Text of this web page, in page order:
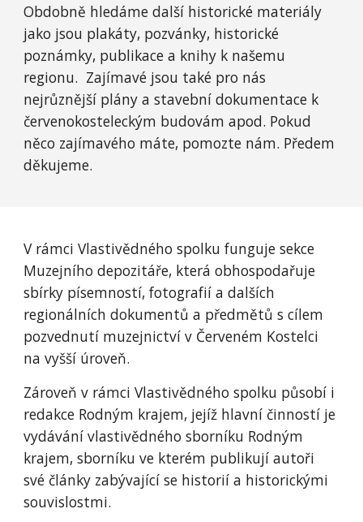
Obdobně hledáme další historické materiály
jako jsou plakáty, pozvánky, historické
poznámky, publikace a knihy k našemu
regionu. Zajímavé jsou také pro nás
nejrůznější plány a stavební dokumentace k
červenokosteleckým budovám apod. Pokud
něco zajímavého máte, pomozte nám. Předem
děkujeme.
V rámci Vlastivědného spolku funguje sekce
Muzejního depozitáře, která obhospodařuje
sbírky písemností, fotografií a dalších
regionálních dokumentů a předmětů s cílem
pozvednutí muzejnictví v Červeném Kostelci
na vyšší úroveň.
Zároveň v rámci Vlastivědného spolku působí i
redakce Rodným krajem, jejíž hlavní činností je
vydávání vlastivědného sborníku Rodným
krajem, sborníku ve kterém publikují autoři
své články zabývající se historií a historickými
souvislostmi.